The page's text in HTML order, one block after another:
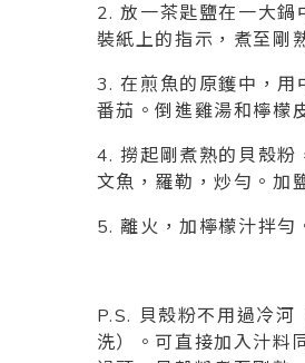
2. 放一茶匙鹽在一大鍋
裝紙上的指示，煮至剛
3. 在煎魚的原鑊中，用
番茄。倒進雞湯和檸檬
4. 撈起剛煮熟的貝殼粉
文魚，羅勒，炒勻。加
5. 離火，加檸檬汁拌勻
P.S. 貝殼粉不用過冷河
洗）。可直接加入汁料